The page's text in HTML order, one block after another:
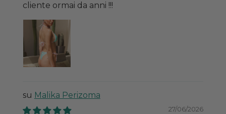
cliente ormai da anni !!!
Malika Perizoma
27/06/2026